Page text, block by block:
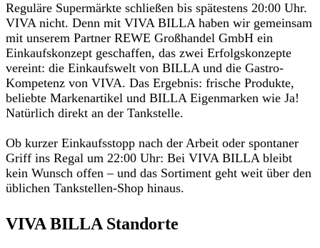
Reguläre Supermärkte schließen bis spätestens 20:00 Uhr.
VIVA nicht. Denn mit VIVA BILLA haben wir gemeinsam
mit unserem Partner REWE Großhandel GmbH ein
Einkaufskonzept geschaffen, das zwei Erfolgskonzepte
vereint: die Einkaufswelt von BILLAund die Gastro-
Kompetenz von VIVA. Das Ergebnis: frische Produkte,
beliebte Markenartikel und BILLA Eigenmarken wie Ja!
Natürlich direkt an der Tankstelle.
Ob kurzer Einkaufsstopp nach der Arbeit oder spontaner
Griff ins Regal um 22:00 Uhr: Bei VIVA BILLA bleibt
kein Wunsch offen – und das Sortiment geht weit über den
üblichen Tankstellen-Shop hinaus.
VIVA BILLA Standorte